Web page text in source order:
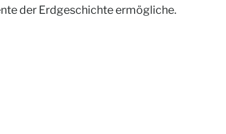
der Erdgeschichte ermögliche.